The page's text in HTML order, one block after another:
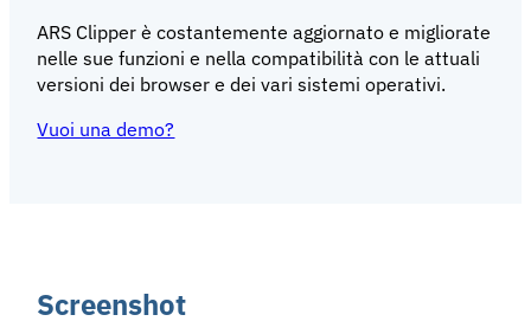
ARS Clipper è costantemente aggiornato e migliorate
nelle sue funzioni e nella compatibilità con le attuali
versioni dei browser e dei vari sistemi operativi.
Vuoi una demo?
Screenshot